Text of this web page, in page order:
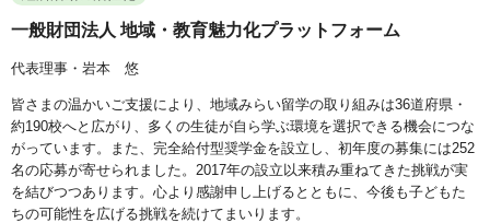
一般財団法人 地域・教育魅力化プラットフォーム
代表理事・岩本 悠
皆さまの温かいご支援により、地域みらい留学の取り組みは36道府県・
約190校へと広がり、多くの生徒が自ら学ぶ環境を選択できる機会につな
がっています。また、完全給付型奨学金を設立し、初年度の募集には252
名の応募が寄せられました。2017年の設立以来積み重ねてきた挑戦が実
を結びつつあります。心より感謝申し上げるとともに、今後も子どもた
ちの可能性を広げる挑戦を続けてまいります。